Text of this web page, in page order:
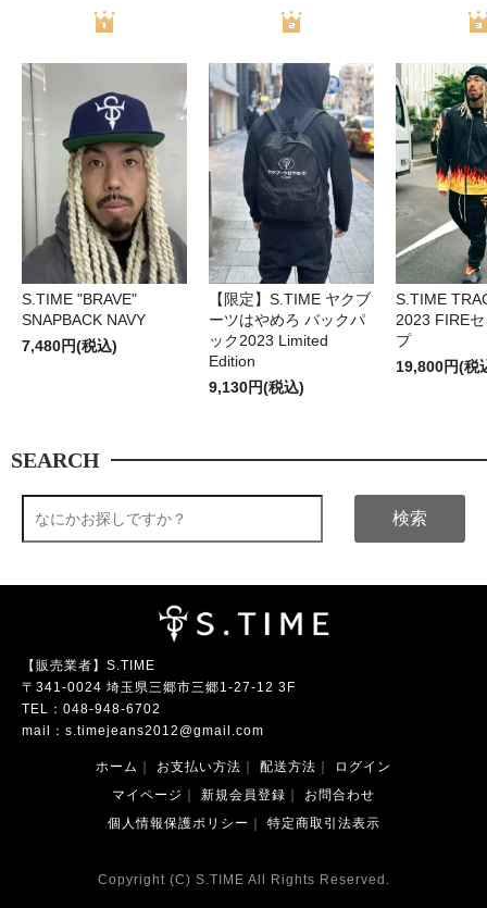
S.TIME "BRAVE"
SNAPBACK NAVY
7,480円(税込)
【限定】S.TIME ヤクブ
ーツはやめろ バックパ
ック2023 Limited
Edition
9,130円(税込)
S.TIME
2023 FIRE
プ
19,800円(税
SEARCH
検索
【販売業者】S.TIME
〒341-0024 埼玉県三郷市三郷1-27-12 3F
TEL： 048-948-6702
mail： s.timejeans2012@gmail.com
ホーム お支払い方法 配送方法
ログイン
マイページ
新規会員登録
お問合わせ
個人情報保護ポリシー
特定商取引法表示
Copyright (C) S.TIME All Rights Reserved.